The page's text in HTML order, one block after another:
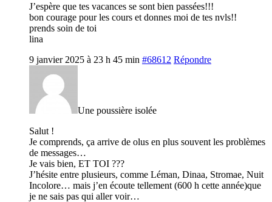
J’espère que tes vacances se sont bien passées!!!
bon courage pour les cours et donnes moi de tes nvls!!
prends soin de toi
lina
9 janvier 2025 à 23 h 45 min #68612 Répondre
Une poussière isolée
Salut !
Je comprends, ça arrive de olus en plus souvent les problèmes
de messages…
Je vais bien, ET TOI ???
J’hésite entre plusieurs, comme Léman, Dinaa, Stromae, Nuit
Incolore… mais j’en écoute tellement (600 h cette année)que
je ne sais pas qui aller voir…